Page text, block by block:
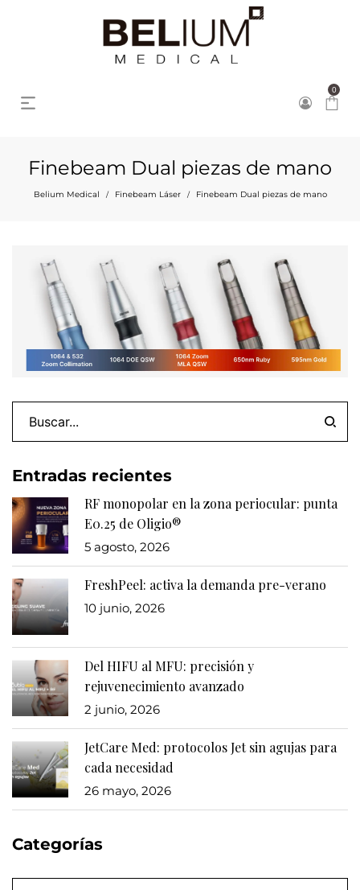
0
Finebeam Dual piezas de mano
Belium Medical / Finebeam Láser / Finebeam Dual piezas de mano
Entradas recientes
RF monopolar en la zona periocular: punta
E0.25 de Oligio®
5 agosto, 2026
FreshPeel: activa la demanda pre-verano
10 junio, 2026
Del HIFU al MFU: precisión y
rejuvenecimiento avanzado
2 junio, 2026
JetCare Med: protocolos Jet sin agujas para
cada necesidad
26 mayo, 2026
Categorías
Categorías